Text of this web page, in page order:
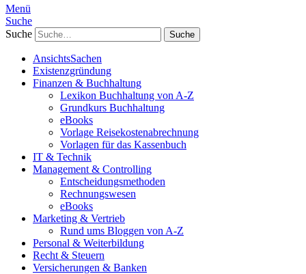
Menü
Suche
Suche
AnsichtsSachen
Existenzgründung
Finanzen & Buchhaltung
Lexikon Buchhaltung von A-Z
Grundkurs Buchhaltung
eBooks
Vorlage Reisekostenabrechnung
Vorlagen für das Kassenbuch
IT & Technik
Management & Controlling
Entscheidungsmethoden
Rechnungswesen
eBooks
Marketing & Vertrieb
Rund ums Bloggen von A-Z
Personal & Weiterbildung
Recht & Steuern
Versicherungen & Banken